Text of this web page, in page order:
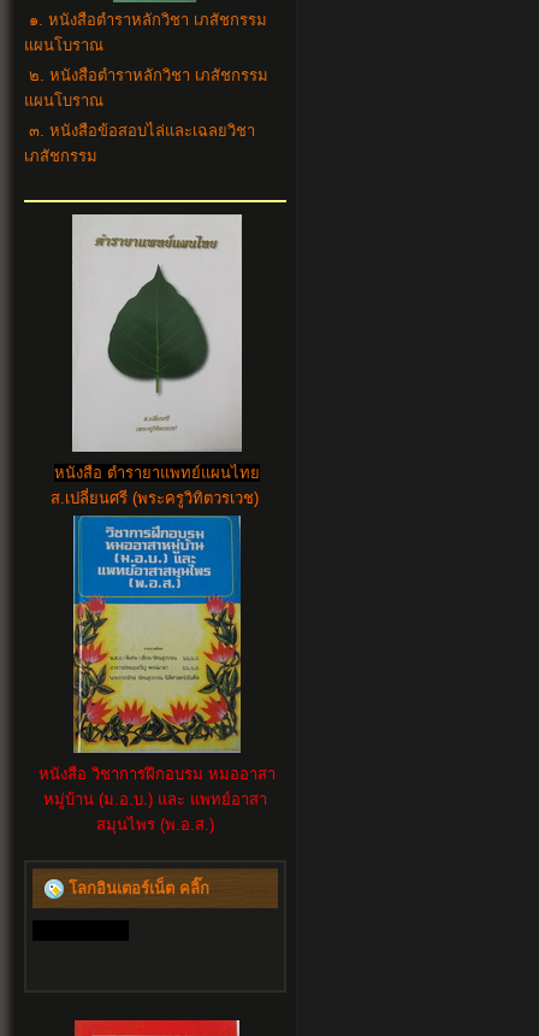
๑. หนังสือตำราหลักวิชา เภสัชกรรม
แผนโบราณ
๒. หนังสือตำราหลักวิชา เภสัชกรรม
แผนโบราณ
๓. หนังสือข้อสอบไล่และเฉลยวิชา
เภสัชกรรม
หนังสือ ตำรายาแพทย์แผนไทย
ส.เปลี่ยนศรี (พระครูวิทิตวรเวช)
หนังสือ วิชาการฝึกอบรม หมออาสา
หมู่บ้าน (ม.อ.บ.) และ แพทย์อาสา
สมุนไพร (พ.อ.ส.)
โลกอินเตอร์เน็ต คลิ๊ก